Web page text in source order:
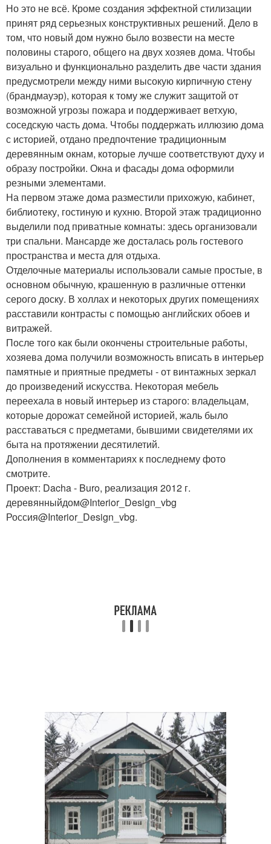
Но это не всё. Кроме создания эффектной стилизации
принят ряд серьезных конструктивных решений. Дело в
том, что новый дом нужно было возвести на месте
половины старого, общего на двух хозяев дома. Чтобы
визуально и функционально разделить две части здания
предусмотрели между ними высокую кирпичную стену
(брандмауэр), которая к тому же служит защитой от
возможной угрозы пожара и поддерживает ветхую,
соседскую часть дома. Чтобы поддержать иллюзию дома
с историей, отдано предпочтение традиционным
деревянным окнам, которые лучше соответствуют духу и
образу постройки. Окна и фасады дома оформили
резными элементами.
На первом этаже дома разместили прихожую, кабинет,
библиотеку, гостиную и кухню. Второй этаж традиционно
выделили под приватные комнаты: здесь организовали
три спальни. Мансарде же досталась роль гостевого
пространства и места для отдыха.
Отделочные материалы использовали самые простые, в
основном обычную, крашенную в различные оттенки
серого доску. В холлах и некоторых других помещениях
расставили контрасты с помощью английских обоев и
витражей.
После того как были окончены строительные работы,
хозяева дома получили возможность вписать в интерьер
памятные и приятные предметы - от винтажных зеркал
до произведений искусства. Некоторая мебель
переехала в новый интерьер из старого: владельцам,
которые дорожат семейной историей, жаль было
расставаться с предметами, бывшими свидетелями их
быта на протяжении десятилетий.
Дополнения в комментариях к последнему фото
смотрите.
Проект: Dacha - Buro, реализация 2012 г.
деревянныйдом@Interior_Design_vbg
Россия@Interior_Design_vbg.